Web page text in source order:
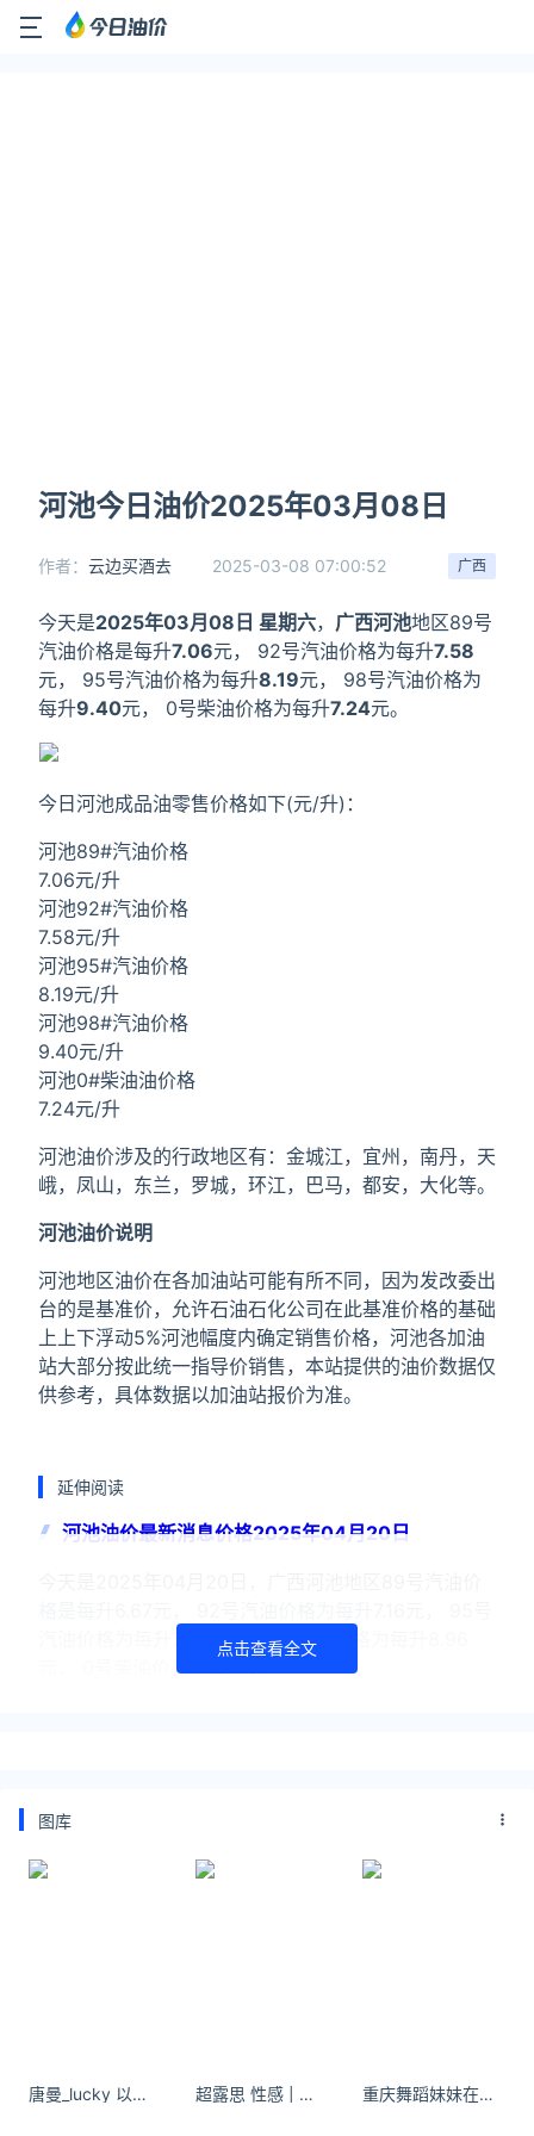
河池今日油价2025年03月08日
广西
作者： 云边买酒去 2025-03-08 07:00:52
今天是2025年03月08日 星期六， 广西河池地区89号
汽油价格是每升7.06元， 92号汽油价格为每升7.58
元， 95号汽油价格为每升8.19元， 98号汽油价格为
每升9.40元， 0号柴油价格为每升7.24元。
今日河池成品油零售价格如下(元/升)：
河池89#汽油价格
7.06元/升
河池92#汽油价格
7.58元/升
河池95#汽油价格
8.19元/升
河池98#汽油价格
9.40元/升
河池0#柴油油价格
7.24元/升
河池油价涉及的行政地区有：金城江，宜州，南丹，天
峨，凤山，东兰，罗城，环江，巴马，都安，大化等。
河池油价说明
河池地区油价在各加油站可能有所不同，因为发改委出
台的是基准价，允许石油石化公司在此基准价格的基础
上上下浮动5%河池幅度内确定销售价格，河池各加油
站大部分按此统一指导价销售，本站提供的油价数据仅
供参考，具体数据以加油站报价为准。
延伸阅读
河池油价最新消息价格2025年04月20日
汽油价格为每升7.73元， 98号汽油价格为每升8.96
元， 0号柴油价格为每升6.
元， 95号汽油价格为每升8.15元， 98号汽油价格为每
关注公众号：拾黑（shiheibook）了解更多
点击查看全文
图库
唐曼_lucky 以山为被 枕水而眠说的就是这个地方了 超露思 性感 | 白色内衣写真 心里藏着小星星，生活才能亮晶晶。 重庆舞蹈妹妹在任何我难过或者快乐的时候我只剩下微笑。